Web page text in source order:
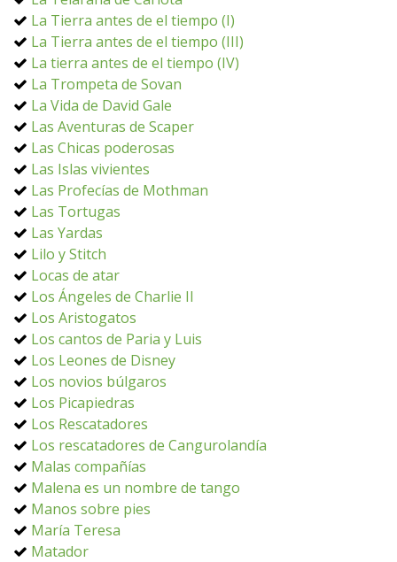
La Tierra antes de el tiempo (I)
La Tierra antes de el tiempo (III)
La tierra antes de el tiempo (IV)
La Trompeta de Sovan
La Vida de David Gale
Las Aventuras de Scaper
Las Chicas poderosas
Las Islas vivientes
Las Profecías de Mothman
Las Tortugas
Las Yardas
Lilo y Stitch
Locas de atar
Los Ángeles de Charlie II
Los Aristogatos
Los cantos de Paria y Luis
Los Leones de Disney
Los novios búlgaros
Los Picapiedras
Los Rescatadores
Los rescatadores de Cangurolandía
Malas compañías
Malena es un nombre de tango
Manos sobre pies
María Teresa
Matador